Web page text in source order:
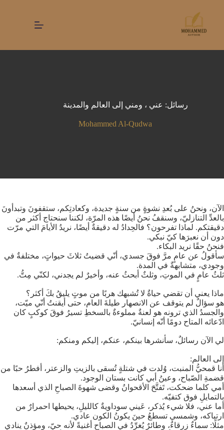
رسائل: عني ، ومني إلى العالم والمدينة
Mohammed Al-Qudwa
الآن، ونحنُ على بُعدِ نشوةٍ من سنةٍ جديدة، وكعادتِكم، ستقفونَ وتبدأونَ
بالعدِّ التنازليّ، وسنقفُ نحنُ أيضًا هذه المرّة، لكننا سنحتاج أكثر من
دقيقتكم. لماذا تفرحون؟ فالحِدادُ له دقيقةٌ أيضًا، نريدُ الأيامَ التي مرّت
دون أن نعبرَها كيّ نبكي.
فنحنُ حقًا نريد البكاء.
سأقولُ عن عامٍ مرَّ فوقَ جسدي، أنّي قضيتُ ثلاثَ حيواتٍ، مختلفةٌ في
وجودي، متشابهةٌ في المدة.
ثلثُ عامٍ في الموتِ، وثلثٌ أبحثُ عنه، وأخيرٌ لم يجدني، لكنّي مِتُّ.
ماذا يعني أن تقضي حياةٌ لا تُشبهك هربًا من موتٍ يليقُ بكَ أكثر؟
هو سؤالٌ لم يتوقف عن الانصهار طيلةَ العام، حتى أيقنتُ أنّي ميّت،
والجسدُ الذي ترونه هو لعنةٌ مملوءةٌ بالسخطِ تسيرُ فوقَ كوكبٍ كان
ادّعائه المتاح دومًا أنّه إنسانيّ.
لي الآن رسائلٌ، سأنشرها بينكم، عنكم، إليكم ومنكم:
إلى العالم:
أنا قمحيُّ المنبت، وُلدت في شتلةٍ تُسقى بالزيتِ والزعتر، أفطرُ حبًا من
قضمةِ الصّباح، وعينُ أبي كانت بستان الوجود.
أمي كلما ضحكت، تَفتَّحَ الأقحوانُ وقضى شهوةَ الصباحِ الذي أسعدها
بالتمايلِ فوق كتفيّه.
أما عني، فلا شيء يُذكر، عَيني سوداويةٌ كالليلِ، يحيطها احمرارٌ من
ارتباكه، وشمسي تسطعُ حينَ يكونُ الكون عادي.
مثلًا: سماءٌ زرقاءٌ، وطائرٌ يُغرِّدُ في الصباحِ أغنيةً لأنه حيّ، ومؤذنٌ ينادي